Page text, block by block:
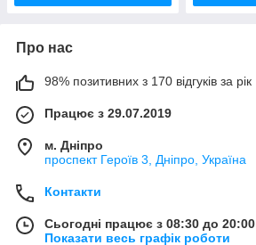
Про нас
98% позитивних з 170 відгуків за рік
Працює з 29.07.2019
м. Дніпро
проспект Героїв 3, Дніпро, Україна
Контакти
Сьогодні працює з 08:30 до 20:00
Показати весь графік роботи